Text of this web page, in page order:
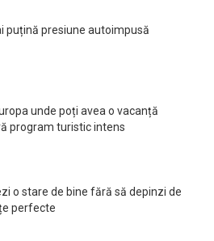
puțină presiune autoimpusă
unde poți avea o vacanță
program turistic intens
o stare de bine fără să depinzi de
perfecte